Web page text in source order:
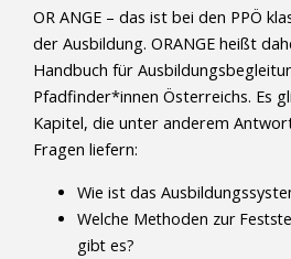
OR ANGE – das ist bei den PPÖ
der Ausbildung. ORANGE heißt
Handbuch für
Pfadfinder*innen Österreichs. Es
Kapitel, die unter anderem
Fragen liefern:
Wie ist das
Welche Methoden zur
gibt es?